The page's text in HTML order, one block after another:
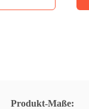
Produkt-Maße: